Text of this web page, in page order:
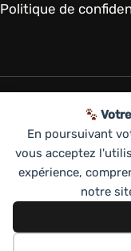
En poursuivant
vous acceptez
expérience,
notre
Politique de
Copyright ©
Disclaimer : ce
partenaires. En